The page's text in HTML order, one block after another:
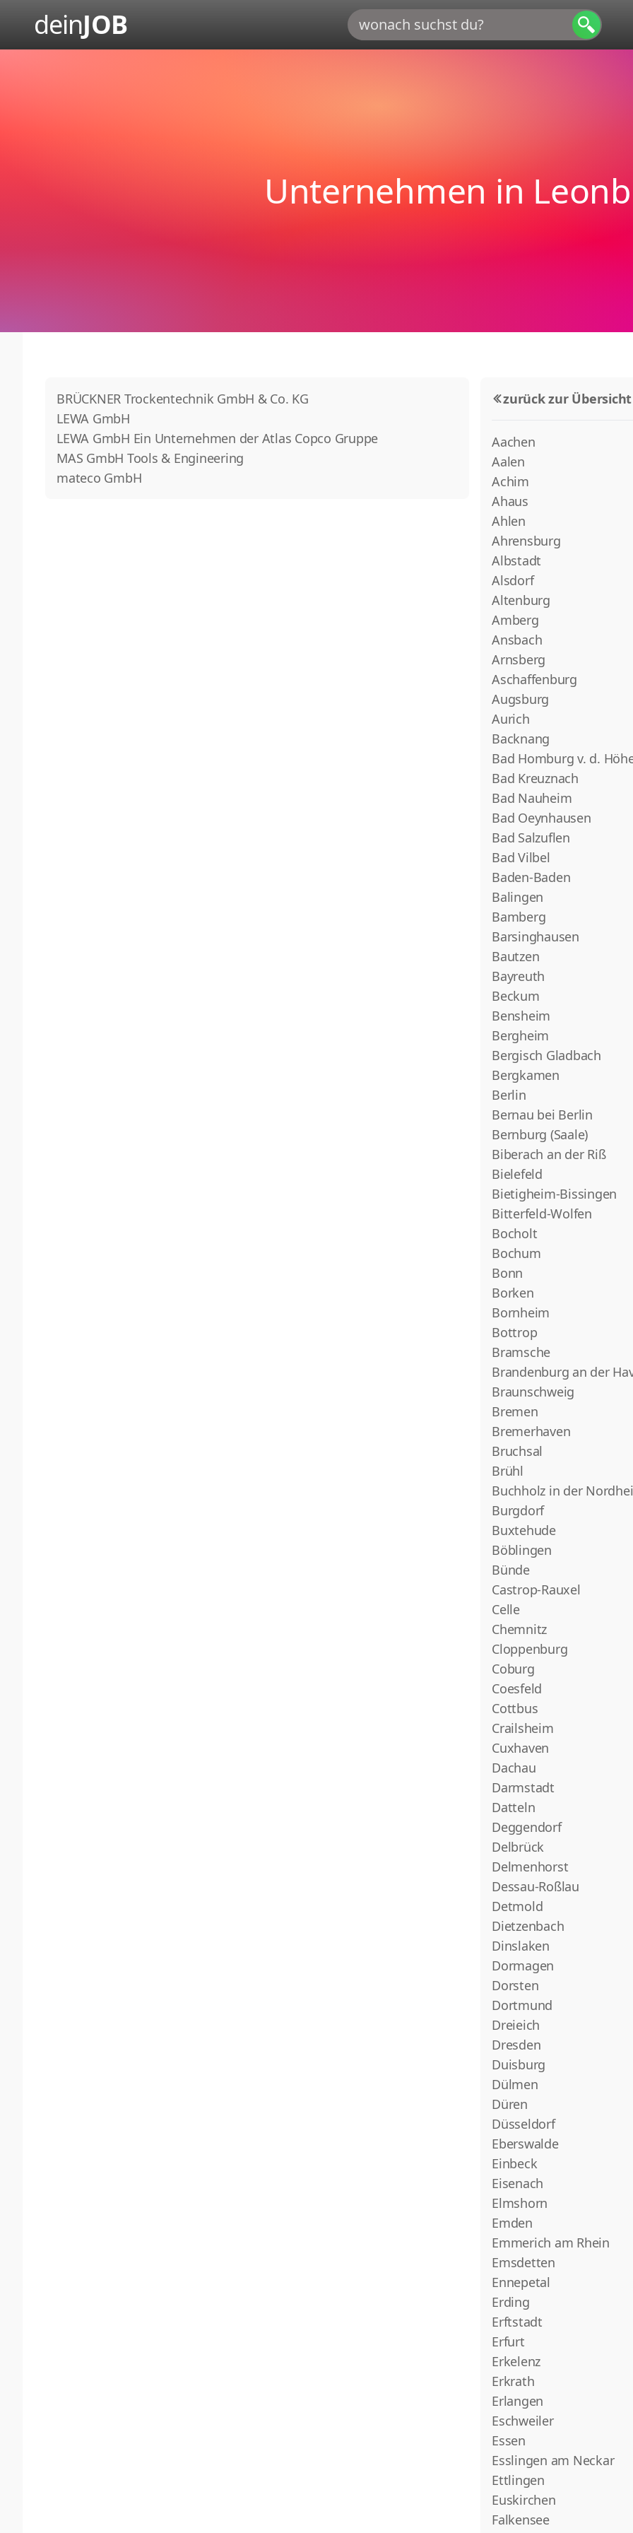
deinJOB
Unternehmen in
BRÜCKNER Trockentechnik GmbH & Co. KG
LEWA GmbH
LEWA GmbH Ein Unternehmen der Atlas Copco Gruppe
MAS GmbH Tools & Engineering
mateco GmbH
zurück zur Übersicht
Aachen
Aalen
Achim
Ahaus
Ahlen
Ahrensburg
Albstadt
Alsdorf
Altenburg
Amberg
Ansbach
Arnsberg
Aschaffenburg
Augsburg
Aurich
Backnang
Bad Homburg v. d.
Bad Kreuznach
Bad Nauheim
Bad Oeynhausen
Bad Salzuflen
Bad Vilbel
Baden-Baden
Balingen
Bamberg
Barsinghausen
Bautzen
Bayreuth
Beckum
Bensheim
Bergheim
Bergisch Gladbach
Bergkamen
Berlin
Bernau bei Berlin
Bernburg (Saale)
Biberach an der Riß
Bielefeld
Bietigheim-Bissingen
Bitterfeld-Wolfen
Bocholt
Bochum
Bonn
Borken
Bornheim
Bottrop
Bramsche
Brandenburg an der
Braunschweig
Bremen
Bremerhaven
Bruchsal
Brühl
Buchholz in der
Burgdorf
Buxtehude
Böblingen
Bünde
Castrop-Rauxel
Celle
Chemnitz
Cloppenburg
Coburg
Coesfeld
Cottbus
Crailsheim
Cuxhaven
Dachau
Darmstadt
Datteln
Deggendorf
Delbrück
Delmenhorst
Dessau-Roßlau
Detmold
Dietzenbach
Dinslaken
Dormagen
Dorsten
Dortmund
Dreieich
Dresden
Duisburg
Dülmen
Düren
Düsseldorf
Eberswalde
Einbeck
Eisenach
Elmshorn
Emden
Emmerich am Rhein
Emsdetten
Ennepetal
Erding
Erftstadt
Erfurt
Erkelenz
Erkrath
Erlangen
Eschweiler
Essen
Esslingen am Neckar
Ettlingen
Euskirchen
Falkensee